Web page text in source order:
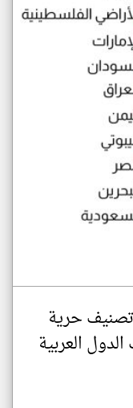
تصنيف حرية
العربية